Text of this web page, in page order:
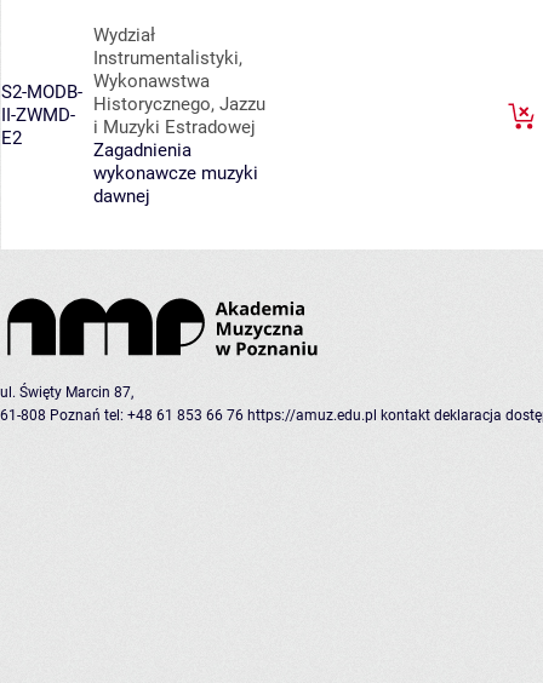
S2-MODB-
II-ZWMD-
E2
Wydział
Instrumentalistyki,
Wykonawstwa
Historycznego, Jazzu
i Muzyki Estradowej
Zagadnienia
wykonawcze muzyki
dawnej
ul. Święty Marcin 87,
61-808 Poznań tel: +48 61 853 66 76 https://amuz.edu.pl kontakt deklaracja